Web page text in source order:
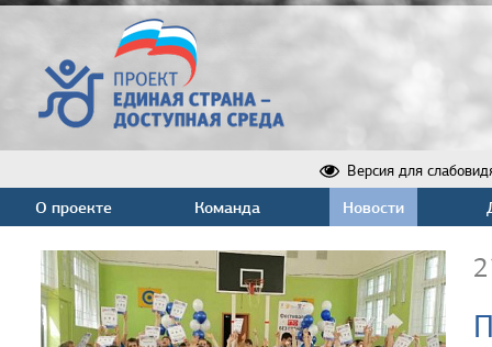
Версия для
О проекте Команда Новости